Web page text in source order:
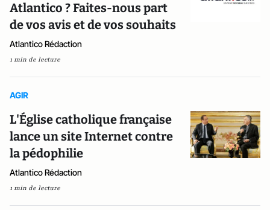
Atlantico ? Faites-nous part
de vos avis et de vos souhaits
Atlantico Rédaction
1 min de lecture
AGIR
L'Église catholique française
lance un site Internet contre
la pédophilie
Atlantico Rédaction
1 min de lecture